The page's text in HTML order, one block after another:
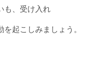
も、受け入れ
起こしみましょう。